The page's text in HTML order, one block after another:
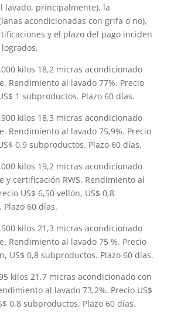
lavado, principalmente), la
acondicionadas con grifa o no),
y el plazo del pago inciden
kilos 18,2 micras acondicionado
Rendimiento al lavado 77%. Precio
1 subproductos. Plazo 60 días.
kilos 18,3 micras acondicionado
Rendimiento al lavado 75,9%. Precio
0,9 subproductos. Plazo 60 días.
kilos 19,2 micras acondicionado
y certificación RWS. Rendimiento al
US$ 6,50 vellón, US$ 0,8
60 días.
kilos 21,3 micras acondicionado
Rendimiento al lavado 75 %. Precio
US$ 0,8 subproductos. Plazo 60 días.
kilos 21,7 micras acondicionado con
al lavado 73,2%. Precio US$
0,8 subproductos. Plazo 60 días.